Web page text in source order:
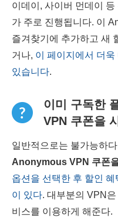
이데이, 사이버 먼데이
가 주로 진행됩니다. 이
즐겨찾기에 추가하고 새
거나, 이 페이지에서 더
있습니다.
이미 구독한
VPN 쿠폰을
일반적으로는 불가능하
Anonymous VPN 쿠폰
옵션을 선택한 후 할인
이 있다. 대부분의 VPN
비스를 이용하게 해준다.